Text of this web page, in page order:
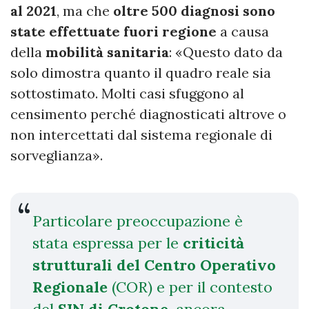
al 2021, ma che oltre 500 diagnosi sono
state effettuate fuori regione a causa
della mobilità sanitaria: «Questo dato da
solo dimostra quanto il quadro reale sia
sottostimato. Molti casi sfuggono al
censimento perché diagnosticati altrove o
non intercettati dal sistema regionale di
sorveglianza».
Particolare preoccupazione è
stata espressa per le criticità
strutturali del Centro Operativo
Regionale (COR) e per il contesto